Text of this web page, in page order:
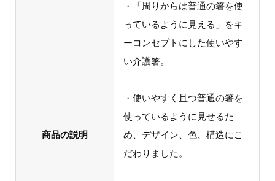
商品の説明
・「周りからは普通の箸を使
っているように見える」をキ
ーコンセプトにした使いやす
い介護箸。
・使いやすく且つ普通の箸を
使っているように見せるた
め、デザイン、色、構造にこ
だわりました。